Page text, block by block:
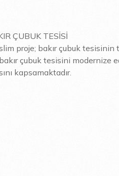
ÇUBUK TESİSİ
proje; bakır çubuk tesisinin
çubuk tesisini modernize
kapsamaktadır.